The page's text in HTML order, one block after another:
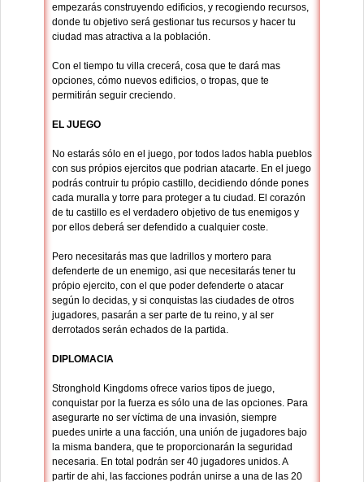
empezarás construyendo edificios, y recogiendo recursos,
donde tu objetivo será gestionar tus recursos y hacer tu
ciudad mas atractiva a la población.
Con el tiempo tu villa crecerá, cosa que te dará mas
opciones, cómo nuevos edificios, o tropas, que te
permitirán seguir creciendo.
EL JUEGO
No estarás sólo en el juego, por todos lados habla pueblos
con sus própios ejercitos que podrian atacarte. En el juego
podrás contruir tu própio castillo, decidiendo dónde pones
cada muralla y torre para proteger a tu ciudad. El corazón
de tu castillo es el verdadero objetivo de tus enemigos y
por ellos deberá ser defendido a cualquier coste.
Pero necesitarás mas que ladrillos y mortero para
defenderte de un enemigo, asi que necesitarás tener tu
própio ejercito, con el que poder defenderte o atacar
según lo decidas, y si conquistas las ciudades de otros
jugadores, pasarán a ser parte de tu reino, y al ser
derrotados serán echados de la partida.
DIPLOMACIA
Stronghold Kingdoms ofrece varios tipos de juego,
conquistar por la fuerza es sólo una de las opciones. Para
asegurarte no ser víctima de una invasión, siempre
puedes unirte a una facción, una unión de jugadores bajo
la misma bandera, que te proporcionarán la seguridad
necesaria. En total podrán ser 40 jugadores unidos. A
partir de ahi, las facciones podrán unirse a una de las 20